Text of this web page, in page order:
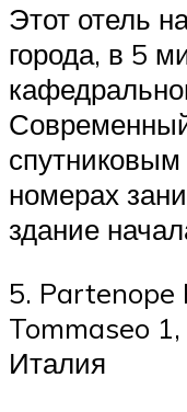
Этот отель
города, в 5
номерах
здание
5. Partenope
Tommaseo
Италия